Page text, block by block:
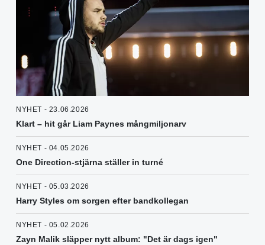
NYHET - 23.06.2026
Klart – hit går Liam Paynes mångmiljonarv
NYHET - 04.05.2026
One Direction-stjärna ställer in turné
NYHET - 05.03.2026
Harry Styles om sorgen efter bandkollegan
NYHET - 05.02.2026
Zayn Malik släpper nytt album: "Det är dags igen"